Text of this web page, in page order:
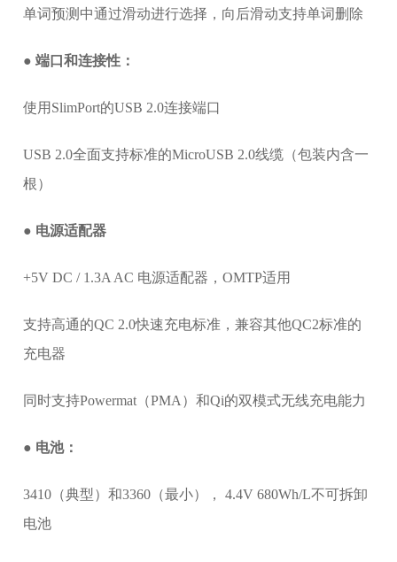
单词预测中通过滑动进行选择，向后滑动支持单词删除
● 端口和连接性：
使用SlimPort的USB 2.0连接端口
USB 2.0全面支持标准的MicroUSB 2.0线缆（包装内含一
根）
● 电源适配器
+5V DC / 1.3A AC 电源适配器，OMTP适用
支持高通的QC 2.0快速充电标准，兼容其他QC2标准的
充电器
同时支持Powermat（PMA）和Qi的双模式无线充电能力
● 电池：
3410（典型）和3360（最小）， 4.4V 680Wh/L不可拆卸
电池